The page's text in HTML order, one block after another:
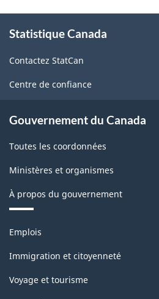
fromage
-
17.50
propos
ce
site
Statistique Canada
Contactez StatCan
Centre de confiance
Gouvernement du Canada
Toutes les coordonnées
Ministères et organismes
À propos du gouvernement
Thèmes
sujets
Emplois
Immigration et citoyenneté
Voyage et tourisme